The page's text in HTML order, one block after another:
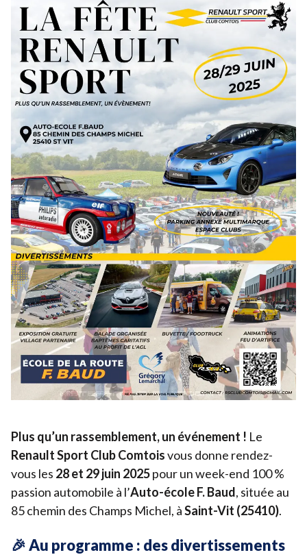
Devenir bénévole
Organiser un événement
Pour les écoles
Legs & Assurance-vie
Lancer une collecte
Devenir partenaire
Plus qu’un rassemblement, un événement ! Le
Renault Sport Club Comtoisvous donne rendez-
vous les 28et 29juin 2025pour un week-end 100%
passion automobile à l’Auto-école F. Baud, située au
85chemin des Champs Michel, àSaint-Vit (25410).
🎉 Au programme : des divertissements